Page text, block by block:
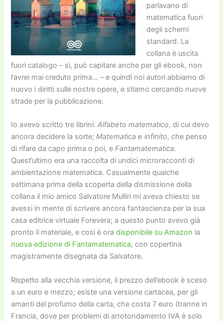
parlavano di
matematica fuori
degli schemi
standard. La
collana è uscita
fuori catalogo – sì, può capitare anche per gli ebook, non
l’avrei mai creduto prima… – e quindi noi autori abbiamo di
nuovo i diritti sulle nostre opere, e stiamo cercando nuove
strade per la pubblicazione.
Io avevo scritto tre librini:Alfabeto matematico, di cui devo
ancora decidere la sorte;Matematica e infinito, che penso
di rifare da capo prima o poi, eFantamatematica.
Quest’ultimo era una raccolta di undici microracconti di
ambientazione matematica. Casualmente qualche
settimana prima della scoperta della dismissione della
collana il mio amico Salvatore Mulliri mi aveva chiesto se
avessi in mente di scrivere ancora fantascienza per la sua
casa editrice virtuale Forevera; a questo punto avevo già
pronto il materiale, e così è oradisponibile su Amazon la
nuova edizione di Fantamatematica, con copertina
magistramente disegnata da Salvatore.
Rispetto alla vecchia versione, il prezzo dell’ebook è sceso
a un euro e mezzo; esiste una versione cartacea, per gli
amanti del profumo della carta, che costa 7 euro (tranne in
Francia, dove per problemi di arrotondamento IVA è solo